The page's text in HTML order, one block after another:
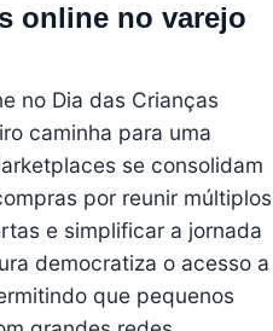
online no varejo
no Dia das Crianças
caminha para uma
se consolidam
por reunir múltiplos
e simplificar a jornada
democratiza o acesso a
que pequenos